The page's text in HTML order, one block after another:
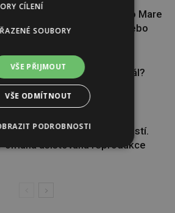
se do letní soutěže s Rio Mare
vyhrajte iWatch Series 11 nebo
Budou se vraždit malé děti dál?
není samozřejmostí.
asistovaná reprodukce
CÍLENÍ
SOUBORY
VŠE PŘIJMOUT
VŠE ODMÍTNOUT
PODROBNOSTI